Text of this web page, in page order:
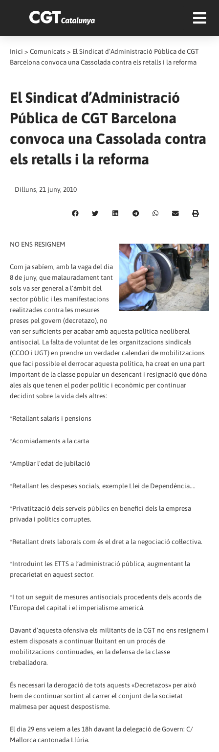
Inici > Comunicats > El Sindicat d’Administració Pública de CGT
Barcelona convoca una Cassolada contra els retalls i la reforma
El Sindicat d’Administració
Pública de CGT Barcelona
convoca una Cassolada contra
els retalls i la reforma
Dilluns, 21 juny, 2010
NO ENS RESIGNEM
Com ja sabíem, amb la vaga del dia
8 de juny, que malauradament tant
sols va ser general a l’àmbit del
sector públic i les manifestacions
realitzades contra les mesures
preses pel govern (decretazo), no
van ser suficients per acabar amb aquesta política neoliberal
antisocial. La falta de voluntat de les organitzacions sindicals
(CCOO i UGT) en prendre un verdader calendari de mobilitzacions
que faci possible el derrocar aquesta política, ha creat en una part
important de la classe popular un desencant i resignació que dóna
ales als que tenen el poder polític i econòmic per continuar
decidint sobre la vida dels altres:
*Retallant salaris i pensions
*Acomiadaments a la carta
*Ampliar l’edat de jubilació
*Retallant les despeses socials, exemple Llei de Dependència....
*Privatització dels serveis públics en benefici dels la empresa
privada i polítics corruptes.
*Retallant drets laborals com és el dret a la negociació col·lectiva.
*Introduint les ETTS a l’administració pública, augmentant la
precarietat en aquest sector.
*I tot un seguit de mesures antisocials procedents dels acords de
l’Europa del capital i el imperialisme americà.
Davant d’aquesta ofensiva els militants de la CGT no ens resignem i
estem disposats a continuar lluitant en un procés de
mobilitzacions continuades, en la defensa de la classe
treballadora.
És necessari la derogació de tots aquests «Decretazos» per això
hem de continuar sortint al carrer el conjunt de la societat
malmesa per aquest despostisme.
El dia 29 ens veiem a les 18h davant la delegació de Govern: C/
Mallorca cantonada Llúria.